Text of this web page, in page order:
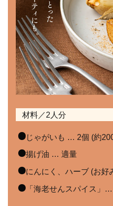
材料／2人分
じゃがいも … 2個 (約
揚げ油 … 適量
にんにく、ハーブ (お
「海老せんスパイス」